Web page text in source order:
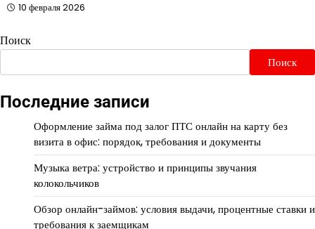
10 февраля 2026
Поиск
Поиск
Последние записи
Оформление займа под залог ПТС онлайн на карту без
визита в офис: порядок, требования и документы
Музыка ветра: устройство и принципы звучания
колокольчиков
Обзор онлайн-займов: условия выдачи, процентные ставки и
требования к заемщикам